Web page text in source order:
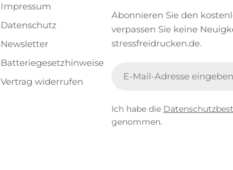
Impressum
Datenschutz
Newsletter
Batteriegesetzhinweise
Vertrag widerrufen
Abonnieren Sie den
verpassen Sie keine
stressfreidrucken.de.
Mail
Ich habe die
genommen.